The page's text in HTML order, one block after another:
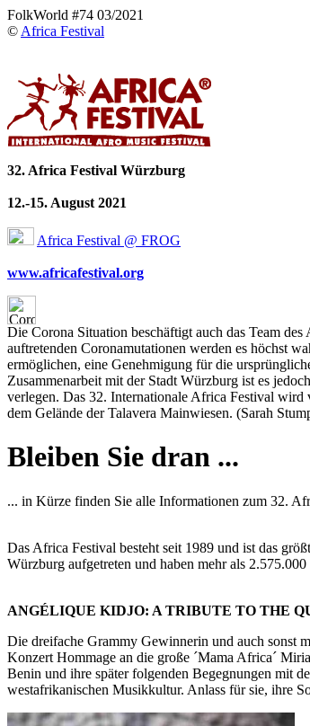
FolkWorld #74 03/2021
© Africa Festival
32. Africa Festival Würzburg
12.-15. August 2021
Africa Festival @ FROG
www.africafestival.org
Die Corona Situation beschäftigt auch das Team
auftretenden Coronamutationen werden es höchst
ermöglichen, eine Genehmigung für die
Zusammenarbeit mit der Stadt Würzburg ist es
verlegen. Das 32. Internationale Africa Festival
dem Gelände der Talavera Mainwiesen. (Sarah
Bleiben Sie
... in Kürze finden Sie alle Informationen zum 32.
Das Africa Festival besteht seit 1989 und ist das
Würzburg aufgetreten und haben mehr als
ANGÉLIQUE KIDJO: A TRIBUTE TO THE
Die dreifache Grammy Gewinnerin und auch sonst
Konzert Hommage an die große ´Mama Africa´
Benin und ihre später folgenden Begegnungen mit
westafrikanischen Musikkultur. Anlass für sie, ihre